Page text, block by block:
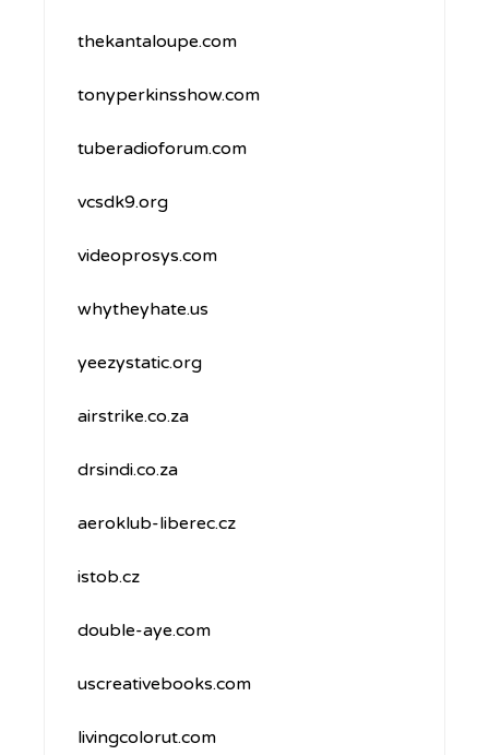
thekantaloupe.com
tonyperkinsshow.com
tuberadioforum.com
vcsdk9.org
videoprosys.com
whytheyhate.us
yeezystatic.org
airstrike.co.za
drsindi.co.za
aeroklub-liberec.cz
istob.cz
double-aye.com
uscreativebooks.com
livingcolorut.com